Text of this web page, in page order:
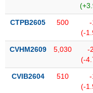
tiết
quan
dịch
CTPB2605 500
(-
CVHM2609 5,030
-
(-
CVIB2604 510
(-
(-)
SECTOR